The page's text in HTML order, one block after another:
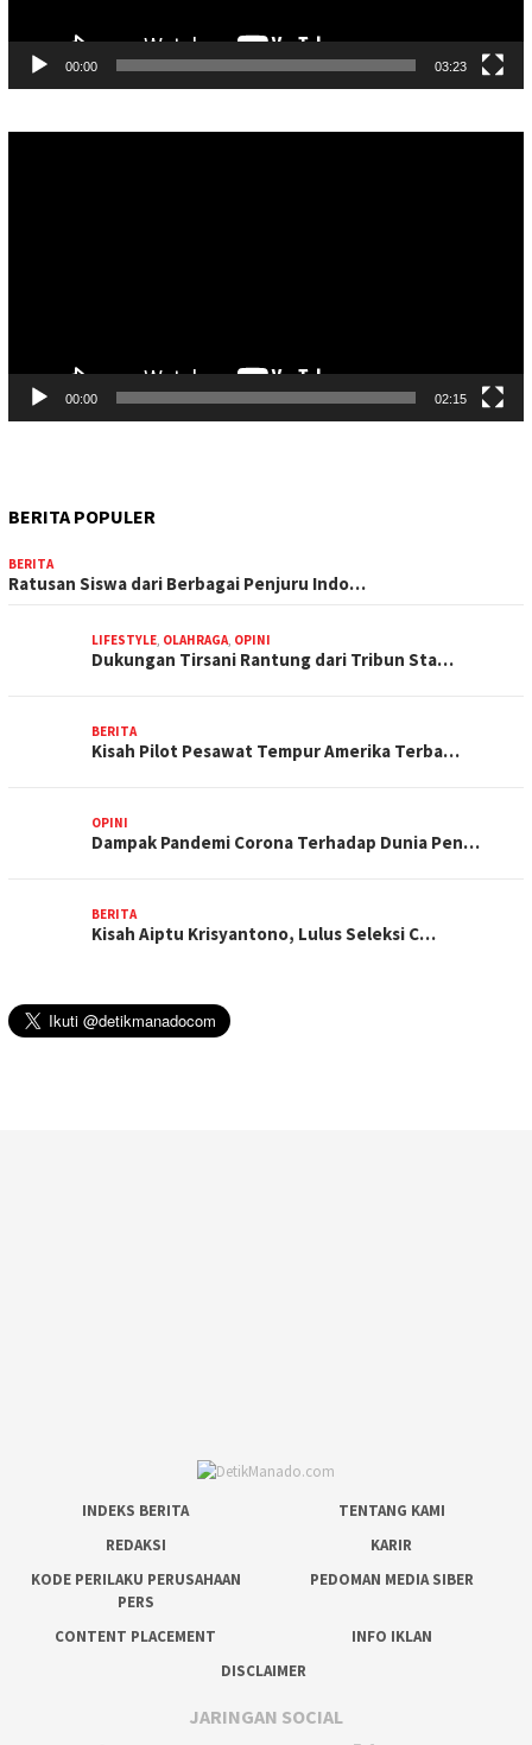
00:00 03:23
00:00 02:15
BERITA POPULER
BERITA
Ratusan Siswa dari Berbagai Penjuru Indo…
LIFESTYLE, OLAHRAGA, OPINI
Dukungan Tirsani Rantung dari Tribun Sta…
BERITA
Kisah Pilot Pesawat Tempur Amerika Terba…
OPINI
Dampak Pandemi Corona Terhadap Dunia Pen…
BERITA
Kisah Aiptu Krisyantono, Lulus Seleksi C…
INDEKS BERITA
TENTANG KAMI
REDAKSI
KARIR
KODE PERILAKU PERUSAHAAN
PERS
PEDOMAN MEDIA SIBER
CONTENT PLACEMENT
INFO IKLAN
DISCLAIMER
JARINGAN SOCIAL